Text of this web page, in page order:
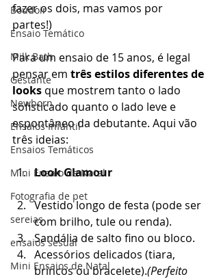
Boudoir
Ensaio Temático
Milk Bath
Gestante
Newborn
Ensaios Infantil
Ensaios Temáticos
Mini Ensaio de Natal
Fotografia de pet
sereias
ensaios sesual
Mini Ensaios de Natal
fazer os dois, mas vamos por
partes!)
Para um ensaio de 15 anos, é legal
pensar em três estilos diferentes de
looks que mostrem tanto o lado
sofisticado quanto o lado leve e
espontâneo da debutante. Aqui vão
três ideias:
Look Glamour
Vestido longo de festa (pode ser
com brilho, tule ou renda).
Sandália de salto fino ou bloco.
Acessórios delicados (tiara,
brincos ou bracelete).(Perfeito